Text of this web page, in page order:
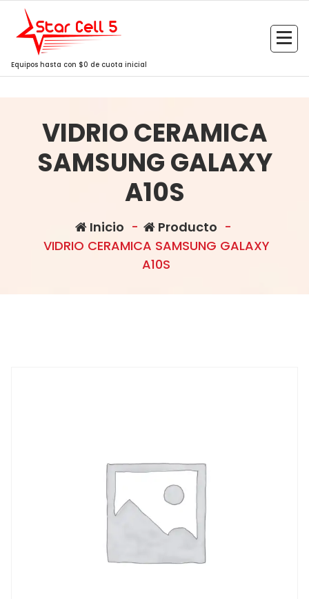
Saltar
contenido
Equipos hasta con $0 de cuota inicial
VIDRIO CERAMICA
SAMSUNG GALAXY
A10S
Inicio - Producto -
VIDRIO CERAMICA SAMSUNG GALAXY
A10S